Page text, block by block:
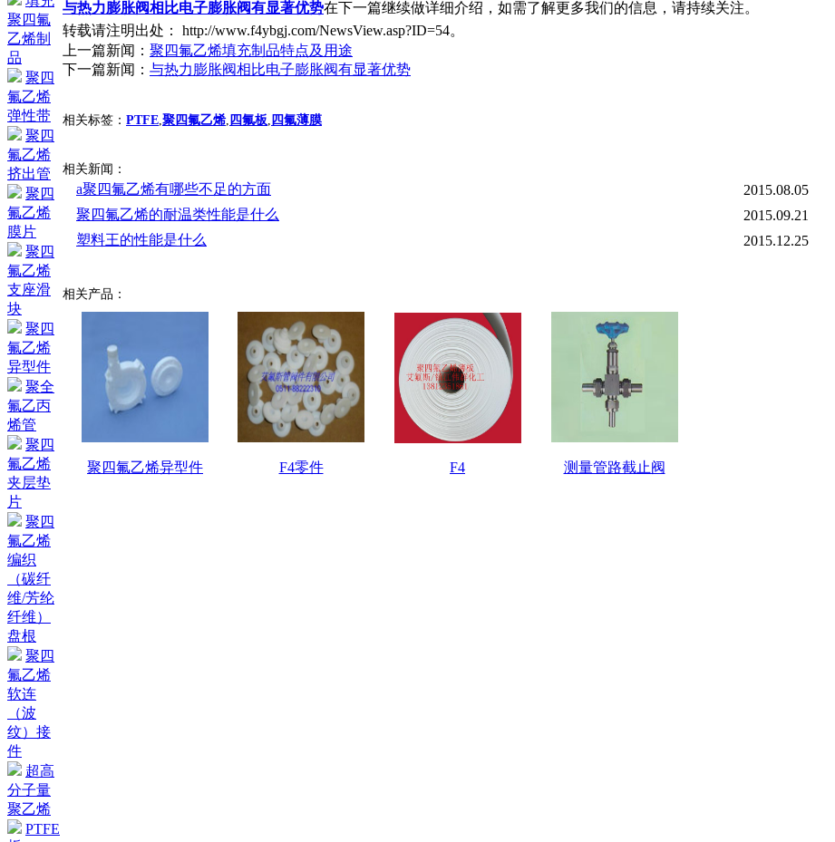
聚四氟
乙烯制
品
聚四
氟乙烯
弹性带
聚四
氟乙烯
挤出管
聚四
氟乙烯
膜片
聚四
氟乙烯
支座滑
块
聚四
氟乙烯
异型件
聚全
氟乙丙
烯管
聚四
氟乙烯
夹层垫
片
聚四
氟乙烯
编织
（碳纤
维/芳纶
纤维）
盘根
聚四
氟乙烯
软连
（波
纹）接
件
超高
分子量
聚乙烯
PTFE
与热力膨胀阀相比电子膨胀阀有显著优势在下一篇继续做详细介绍，如需了解更多我们的信息，请持续关注。
转载请注明出处： http://www.f4ybgj.com/NewsView.asp?ID=54。
上一篇新闻： 聚四氟乙烯填充制品特点及用途
下一篇新闻： 与热力膨胀阀相比电子膨胀阀有显著优势
相关标签： PTFE 聚四氟乙烯, 四氟板 四氟薄膜
相关新闻：
a聚四氟乙烯有哪些不足的方面
2015.08.05
聚四氟乙烯的耐温类性能是什么
2015.09.21
塑料王的性能是什么
2015.12.25
相关产品：
聚四氟乙烯异型件 F4零件 F4 测量管路截止阀